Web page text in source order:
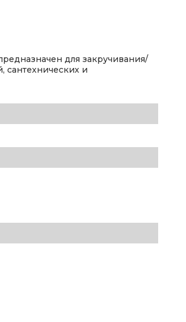
для закручивания/
сантехнических и